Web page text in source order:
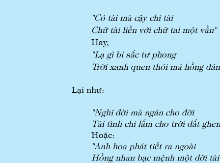
"Có tài mà cậy chi tài
Chữ tài liền với chữ tai một vần"
Hay,
"Lạ gì bỉ sắc tư phong
Trời xanh quen thói má hồng
Lại như:
"Nghĩ đời mà ngán cho đời
Tài tình chi lắm cho trời đất
Hoặc:
"Anh hoa phát tiết ra ngoài
Hồng nhan bạc mệnh một đời